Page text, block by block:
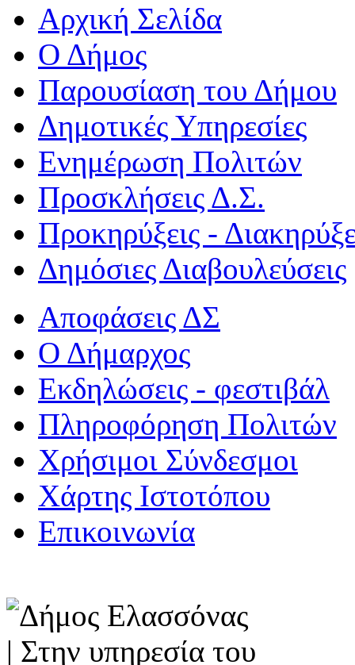
Αρχική Σελίδα
Ο Δήμος
Παρουσίαση του Δήμου
Δημοτικές Υπηρεσίες
Ενημέρωση Πολιτών
Προσκλήσεις Δ.Σ.
Προκηρύξεις -
Δημόσιες Διαβουλεύσεις
Αποφάσεις ΔΣ
Ο Δήμαρχος
Εκδηλώσεις - φεστιβάλ
Πληροφόρηση Πολιτών
Χρήσιμοι Σύνδεσμοι
Χάρτης Ιστοτόπου
Επικοινωνία